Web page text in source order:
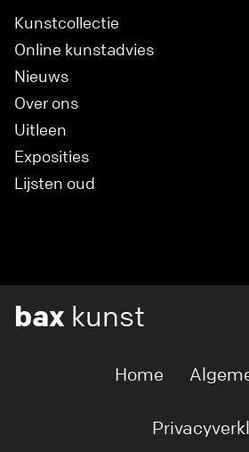
Kunstcollectie
Online kunstadvies
Nieuws
Over ons
Uitleen
Exposities
Lijsten oud
bax kunst
Home